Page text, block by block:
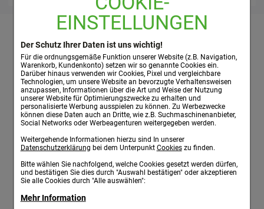
EINSTELLUNGEN
Der Schutz Ihrer Daten ist uns wichtig!
Für die ordnungsgemäße Funktion unserer Website (z.B. Navigation,
Warenkorb, Kundenkonto) setzen wir so genannte Cookies ein.
Darüber hinaus verwenden wir Cookies, Pixel und vergleichbare
Technologien, um unsere Website an bevorzugte Verhaltensweisen
anzupassen, Informationen über die Art und Weise der Nutzung
unserer Website für Optimierungszwecke zu erhalten und
personalisierte Werbung ausspielen zu können. Zu Werbezwecke
können diese Daten auch an Dritte, wie z.B. Suchmaschinenanbieter,
Social Networks oder Werbeagenturen weitergegeben werden.
Weitergehende Informationen hierzu sind In unserer
Datenschutzerklärung bei dem Unterpunkt Cookieszu finden.
Bitte wählen Sie nachfolgend, welche Cookies gesetzt werden dürfen,
und bestätigen Sie dies durch "Auswahl bestätigen" oder akzeptieren
Sie alle Cookies durch "Alle auswählen":
Mehr Information
Kundenservice:
Versandkosten
Zahlungsarten
Kontakt
Faxformulare
Apotheke:
Individuelle Beratung
Labo Life
Kataloge:
Online-Katalog
Katalog anfordern
Unternehmen
Übersicht:
Sitemap
Service:
Rechtliches:
AGB